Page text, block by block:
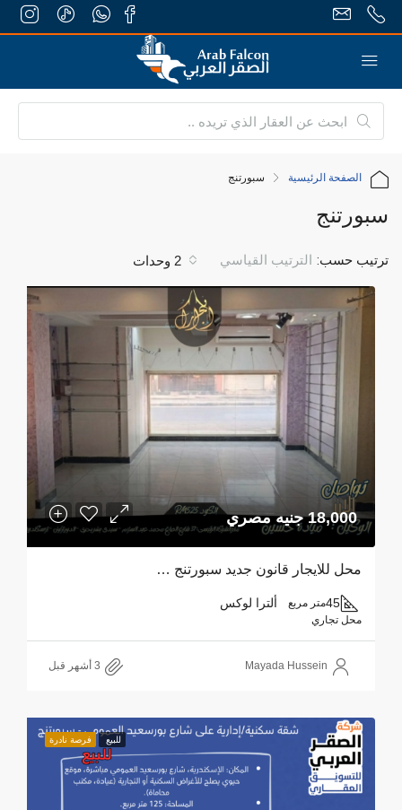
الصفحة الرئيسية سبورتنج
سبورتنج
2 وحدات ترتيب حسب: الترتيب القياسي
18,000 جنيه مصري
محل للايجار قانون جديد سبورتنج …
45متر مربع ألترا لوكس
محل تجاري
Mayada Hussein
للبيع فرصة نادرة